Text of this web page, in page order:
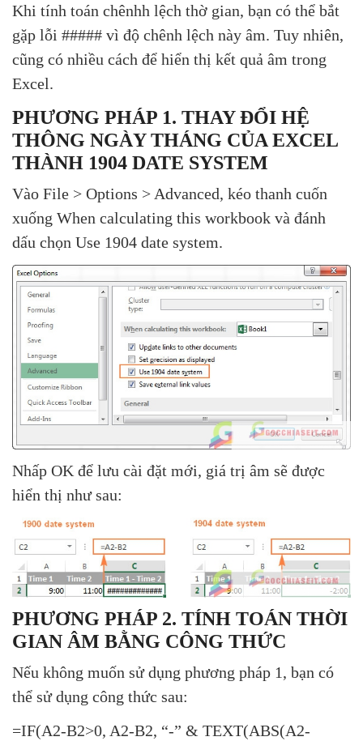
Khi tính toán chênhh lệch thờ gian, bạn có thể bắt
gặp lỗi ##### vì độ chênh lệch này âm. Tuy nhiên,
cũng có nhiều cách để hiển thị kết quả âm trong
Excel.
PHƯƠNG PHÁP 1. THAY ĐỔI HỆ
THÔNG NGÀY THÁNG CỦA EXCEL
THÀNH 1904 DATE SYSTEM
Vào File > Options > Advanced, kéo thanh cuốn
xuống When calculating this workbook và đánh
dấu chọn Use 1904 date system.
Nhấp OK để lưu cài đặt mới, giá trị âm sẽ được
hiển thị như sau:
PHƯƠNG PHÁP 2. TÍNH TOÁN THỜI
GIAN ÂM BẰNG CÔNG THỨC
Nếu không muốn sử dụng phương pháp 1, bạn có
thể sử dụng công thức sau:
=IF(A2-B2>0, A2-B2, “-” & TEXT(ABS(A2-